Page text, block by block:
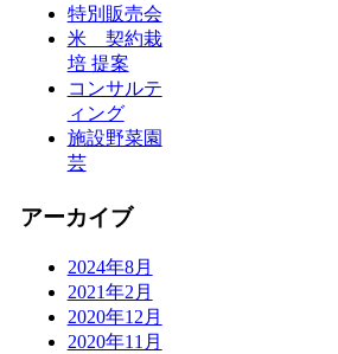
特別販売会
米 契約栽
培 提案
コンサルテ
ィング
施設野菜園
芸
アーカイブ
2024年8月
2021年2月
2020年12月
2020年11月